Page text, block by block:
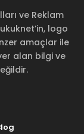
ve Reklam
logo
amaçlar ile
alan bilgi ve